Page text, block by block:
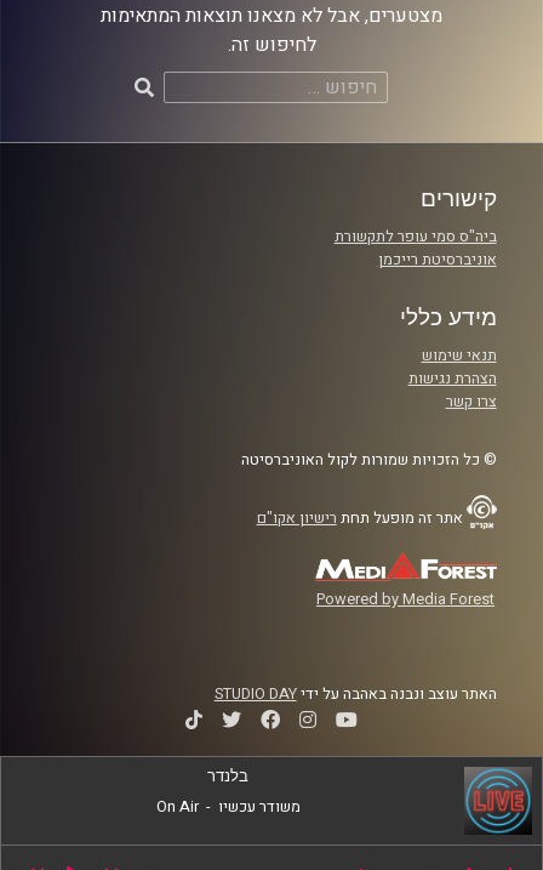
מצטערים, אבל לא מצאנו תוצאות המתאימות
לחיפוש זה.
חיפוש:
קישורים
ביה"ס סמי עופר לתקשורת
אוניברסיטת רייכמן
מידע כללי
תנאי שימוש
הצהרת נגישות
צרו קשר
© כל הזכויות שמורות לקול האוניברסיטה
אתר זה מופעל תחת רישיון אקו"ם
Powered by Media Forest
האתר עוצב ונבנה באהבה על ידיSTUDIO DAY
בלנדר
משודר עכשיו -
On Air